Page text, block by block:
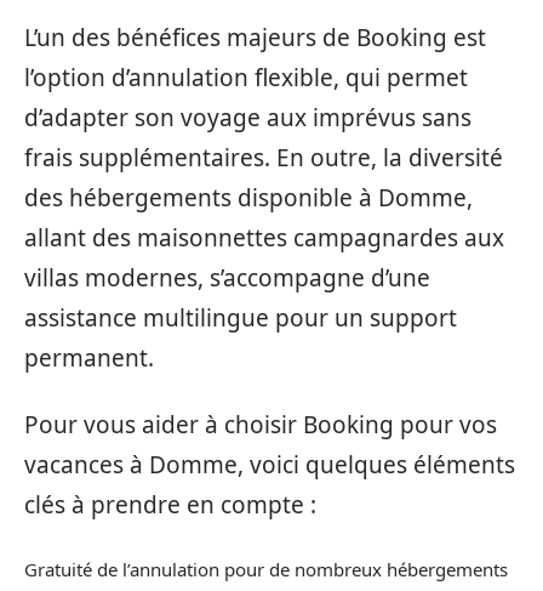
L’un des bénéfices majeurs de Booking est
l’option d’annulation flexible, qui permet
d’adapter son voyage aux imprévus sans
frais supplémentaires. En outre, la diversité
des hébergements disponible à Domme,
allant des maisonnettes campagnardes aux
villas modernes, s’accompagne d’une
assistance multilingue pour un support
permanent.
Pour vous aider à choisir Booking pour vos
vacances à Domme, voici quelques éléments
clés à prendre en compte :
Gratuité de l’annulation pour de nombreux hébergements